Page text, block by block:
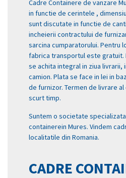
Cadre Containere de vanzare
in functie de cerintele ,
sunt discutate in functie de
incheierii contractului de
sarcina cumparatorului. Pentru
fabrica transportul este gratuit.
se achita integral in ziua livrarii,
camion. Plata se face in lei in
de furnizor. Termen de livrare
scurt timp.
Suntem o societate
containerein Mures. Vindem
localitatile din Romania.
CADRE